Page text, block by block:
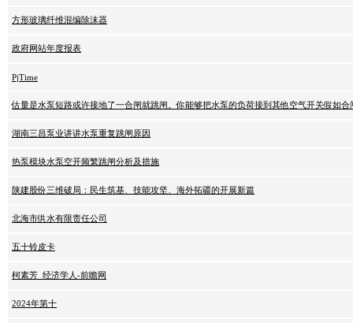
方形玻璃纤维混编除沫器
政府网站年度报表
PjTime
估量是水泵短路或许接地了一合闸就跳闸。你能够把水泵的负荷接到其他空气开关假如合
湖南三昌泵业讲讲水泵重复跳闸原因
热泵模块水泵空开频繁跳闸分析及措施
陕建股份三维破局：民生筑基、技能攻坚、海外拓疆的开展新篇
北海市供水有限责任公司
五十铃皮卡
柯素芳_经济学人-前瞻网
2024年第十